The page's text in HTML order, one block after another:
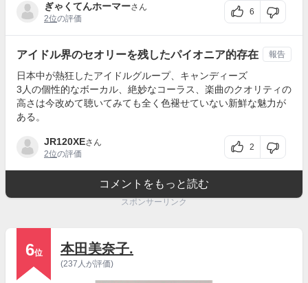
ぎゃくてんホーマーさん
2位の評価
6
アイドル界のセオリーを残したパイオニア的存在
日本中が熱狂したアイドルグループ、キャンディーズ
3人の個性的なボーカル、絶妙なコーラス、楽曲のクオリティの
高さは今改めて聴いてみても全く色褪せていない新鮮な魅力が
ある。
JR120XEさん
2位の評価
2
報告
コメントをもっと読む
スポンサーリンク
6位 本田美奈子.
(237人が評価)